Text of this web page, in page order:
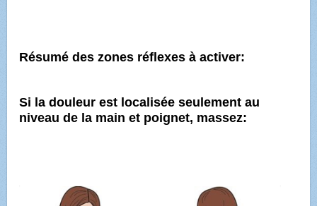
Résumé des zones réflexes à activer:
Si la douleur est localisée seulement au
niveau de la main et poignet, massez: